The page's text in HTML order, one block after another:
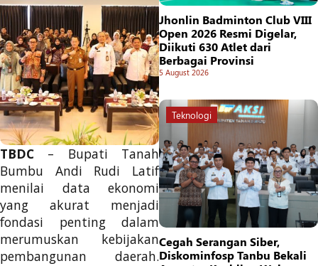
TBDC – Bupati Tanah
Bumbu Andi Rudi Latif
menilai data ekonomi
yang akurat menjadi
fondasi penting dalam
merumuskan kebijakan
pembangunan daerah.
Jhonlin Badminton Club VIII
Open 2026 Resmi Digelar,
Diikuti 630 Atlet dari
Berbagai Provinsi
5 August 2026
Teknologi
Cegah Serangan Siber,
Diskominfosp Tanbu Bekali